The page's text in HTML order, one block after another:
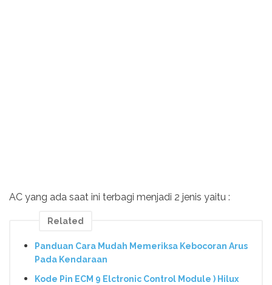
AC yang ada saat ini terbagi menjadi 2 jenis yaitu :
Related
Panduan Cara Mudah Memeriksa Kebocoran Arus
Pada Kendaraan
Kode Pin ECM 9 Elctronic Control Module ) Hilux